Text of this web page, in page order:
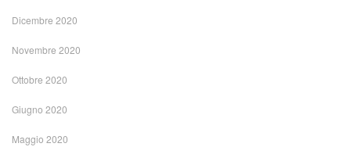
Dicembre 2020
Novembre 2020
Ottobre 2020
Giugno 2020
Maggio 2020